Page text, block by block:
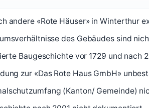
andere «Rote Häuser» in Winterthur
des Gebäudes sind
Baugeschichte vor 1729 und nach
zur «Das Rote Haus GmbH»
(Kanton/ Gemeinde)